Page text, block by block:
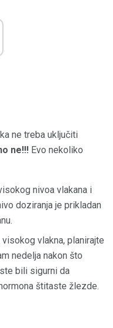
ne treba uključiti
ne!!! Evo nekoliko
nivoa vlakana i
doziranja je prikladan
vlakna, planirajte
nedelja nakon što
bili sigurni da
štitaste žlezde.